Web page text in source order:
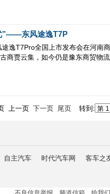
”——东风途逸T7P
逸T7Pro全国上市发布会在河南
商贾云集，如今仍是豫东商贸物
上一页 下一页 尾页转到:
自主汽车 时代汽车网 客车之